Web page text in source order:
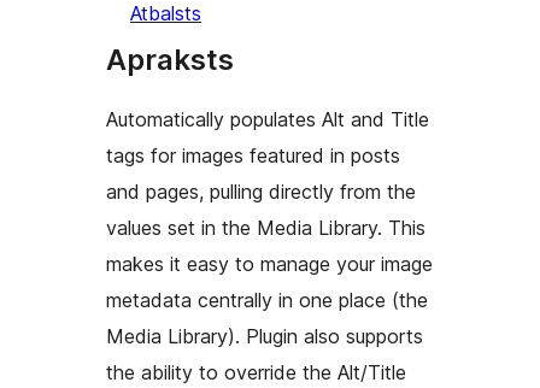
Atbalsts
Apraksts
Automatically populates Alt and Title
tags for images featured in posts
and pages, pulling directly from the
values set in the Media Library. This
makes it easy to manage your image
metadata centrally in one place (the
Media Library). Plugin also supports
the ability to override the Alt/Title